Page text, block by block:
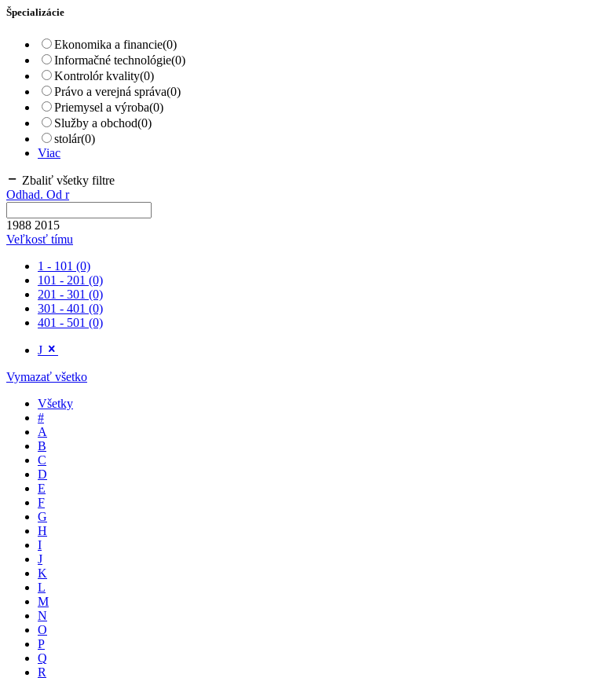
Špecializácie
Ekonomika a financie(0)
Informačné technológie(0)
Kontrolór kvality(0)
Právo a verejná správa(0)
Priemysel a výroba(0)
Služby a obchod(0)
stolár(0)
Viac
Zbaliť všetky filtre
Odhad. Od r
1988 2015
Veľkosť tímu
1 - 101 (0)
101 - 201 (0)
201 - 301 (0)
301 - 401 (0)
401 - 501 (0)
J
Vymazať všetko
Všetky
#
A
B
C
D
E
F
G
H
I
J
K
L
M
N
O
P
Q
R